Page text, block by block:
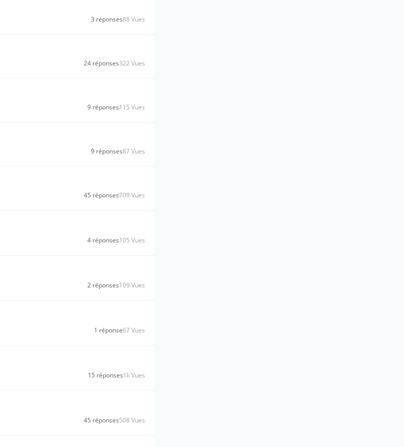
3 réponses88 Vues
24 réponses322 Vues
9 réponses115 Vues
9 réponses87 Vues
45 réponses709 Vues
4 réponses105 Vues
2 réponses109 Vues
1 réponse67 Vues
15 réponses1k Vues
45 réponses508 Vues